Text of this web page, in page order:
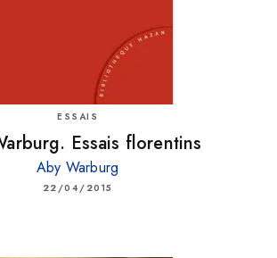
ESSAIS
Essais florentins
Aby Warburg
22/04/2015